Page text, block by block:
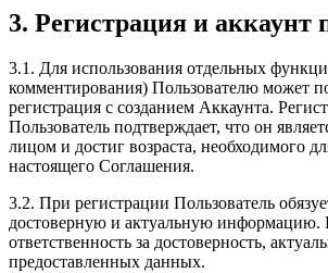
3. Регистрация и аккаунт
3.1. Для использования отдельных
комментирования) Пользователю может
регистрация с созданием Аккаунта.
Пользователь подтверждает, что он
лицом и достиг возраста, необходимого
настоящего Соглашения.
3.2. При регистрации Пользователь
достоверную и актуальную информацию.
ответственность за достоверность,
предоставленных данных.